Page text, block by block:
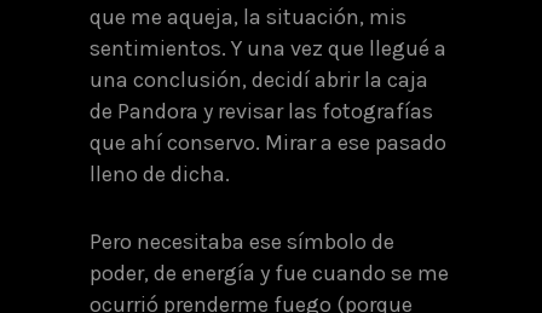
que me aqueja, la situación, mis
sentimientos. Y una vez que llegué a
una conclusión, decidí abrir la caja
de Pandora y revisar las fotografías
que ahí conservo. Mirar a ese pasado
lleno de dicha.
Pero necesitaba ese símbolo de
poder, de energía y fue cuando se me
ocurrió prenderme fuego (porque